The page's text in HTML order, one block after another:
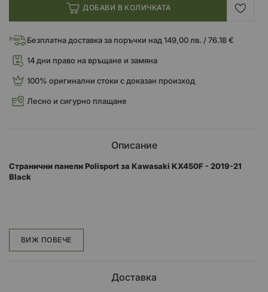
ДОБАВИ В КОЛИЧКАТА
Безплатна доставка за поръчки над 149,00 лв. / 76.18 €
14 дни право на връщане и замяна
100% оригинални стоки с доказан произход
Лесно и сигурно плащане
Описание
Странични панели Polisport за Kawasaki KX450F - 2019-21
Black
ексклузивни технологии, за да направят частта лъскава,
издръжлива и със същото
панели, като резервни части за
ВИЖ ПОВЕЧЕ
Доставка